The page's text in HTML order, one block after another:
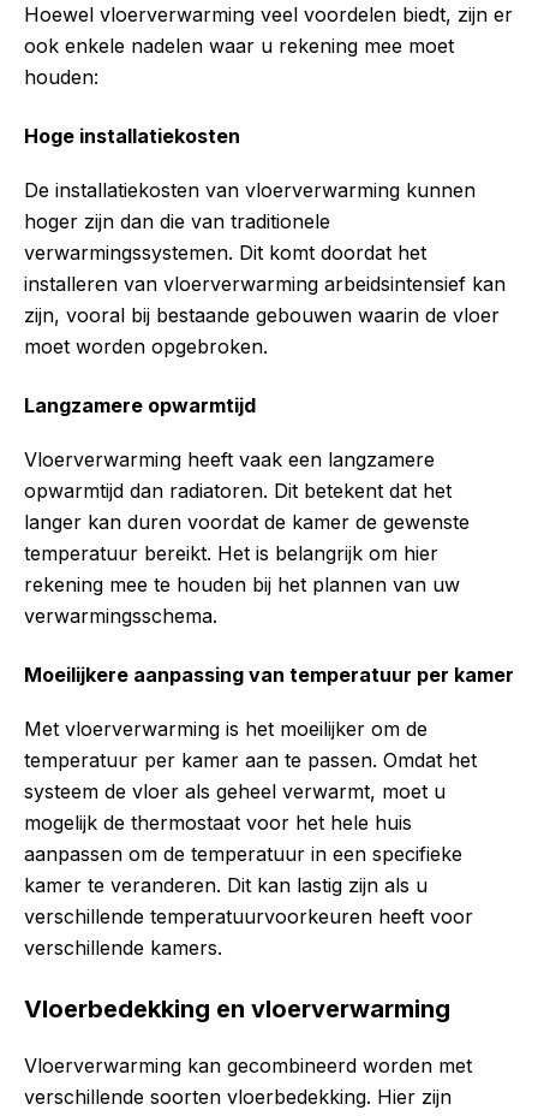
Hoewel vloerverwarming veel voordelen biedt, zijn er
ook enkele nadelen waar u rekening mee moet
houden:
Hoge installatiekosten
De installatiekosten van vloerverwarming kunnen
hoger zijn dan die van traditionele
verwarmingssystemen. Dit komt doordat het
installeren van vloerverwarming arbeidsintensief kan
zijn, vooral bij bestaande gebouwen waarin de vloer
moet worden opgebroken.
Langzamere opwarmtijd
Vloerverwarming heeft vaak een langzamere
opwarmtijd dan radiatoren. Dit betekent dat het
langer kan duren voordat de kamer de gewenste
temperatuur bereikt. Het is belangrijk om hier
rekening mee te houden bij het plannen van uw
verwarmingsschema.
Moeilijkere aanpassing van temperatuur per kamer
Met vloerverwarming is het moeilijker om de
temperatuur per kamer aan te passen. Omdat het
systeem de vloer als geheel verwarmt, moet u
mogelijk de thermostaat voor het hele huis
aanpassen om de temperatuur in een specifieke
kamer te veranderen. Dit kan lastig zijn als u
verschillende temperatuurvoorkeuren heeft voor
verschillende kamers.
Vloerbedekking en vloerverwarming
Vloerverwarming kan gecombineerd worden met
verschillende soorten vloerbedekking. Hier zijn